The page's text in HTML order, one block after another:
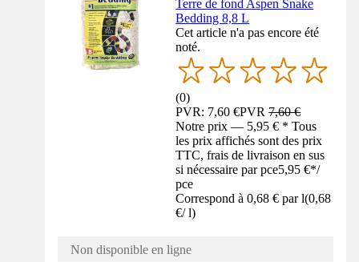
Terre de fond Aspen Snake
Bedding 8,8 L
Cet article n'a pas encore été
noté.
(0)
PVR: 7,60 €PVR7,60 €
Notre prix — 5,95 € * Tous
les prix affichés sont des prix
TTC, frais de livraison en sus
si nécessaire par pce5,95 €*/
pce
Correspond à 0,68 € par l(0,68
€/ l)
Non disponible en ligne